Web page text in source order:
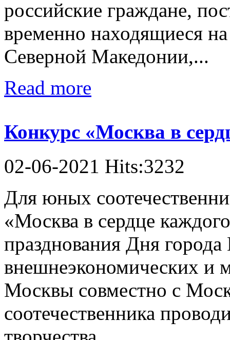
российские граждане,
временно находящиеся
Северной Македонии,...
Read more
Конкурс «Москва в
02-06-2021 Hits:3232
Для юных
«Москва в сердце
празднования Дня
внешнеэкономических и
Москвы совместно с
соотечественника